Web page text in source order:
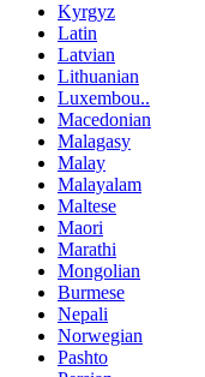
Kyrgyz
Latin
Latvian
Lithuanian
Luxembou..
Macedonian
Malagasy
Malay
Malayalam
Maltese
Maori
Marathi
Mongolian
Burmese
Nepali
Norwegian
Pashto